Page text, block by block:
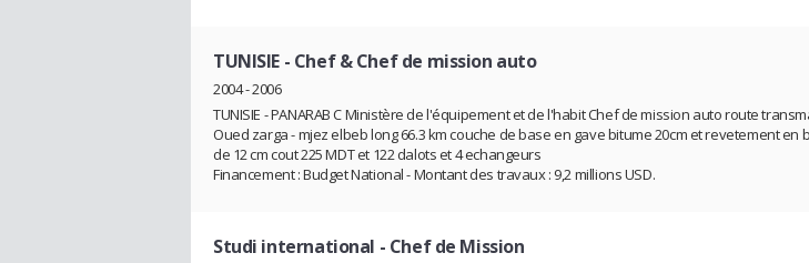
TUNISIE - Chef & Chef de mission auto
2004 - 2006
TUNISIE - PANARAB C Ministère de l'équipement et de l'habit Chef de mission auto route
Oued zarga - mjez elbeb long 66.3 km couche de base en gave bitume 20cm et revetement en
de 12 cm cout 225 MDT et 122 dalots et 4 echangeurs
Financement : Budget National - Montant des travaux : 9,2 millions USD.
Studi international - Chef de Mission